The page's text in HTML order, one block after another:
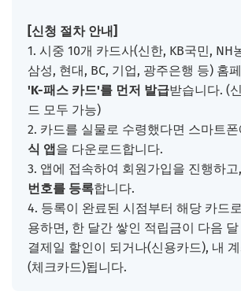
[신청 절차 안내]
1. 시중 10개 카드사(신한, KB국민, NH
삼성, 현대, BC, 기업, 광주은행 등) 홈
'K-패스 카드'를 먼저 발급받습니다. (
드 모두 가능)
2. 카드를 실물로 수령했다면 스마트폰
식 앱을 다운로드합니다.
3. 앱에 접속하여 회원가입을 진행하고,
번호를 등록합니다.
4. 등록이 완료된 시점부터 해당 카드
용하면, 한 달간 쌓인 적립금이 다음
결제일 할인이 되거나(신용카드), 내
(체크카드)됩니다.